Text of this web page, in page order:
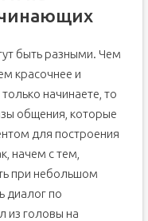
быть разными. Чем
красочнее и
начинаете, то
общения, которые
для построения
начем с тем,
при небольшом
диалог по
из головы на